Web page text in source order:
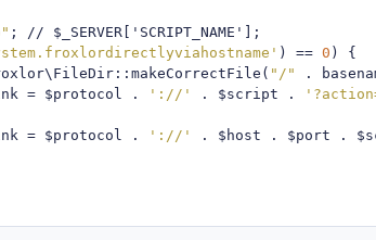
;
// $_SERVER['SCRIPT_NAME'];
) == 0 )
{
:: makeCorrectFile ( "/" .
= $protocol . '://' . $script .
= $protocol . '://' . $host . $port .